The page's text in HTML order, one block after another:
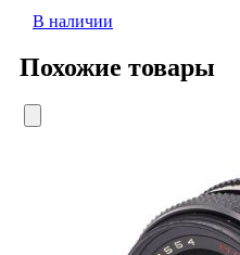
В наличии
Похожие товары